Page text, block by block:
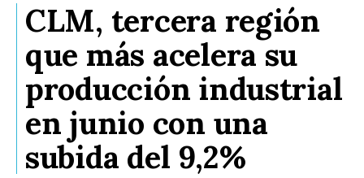
CLM, tercera región
que más acelera su
producción industrial
en junio con una
subida del 9,2%